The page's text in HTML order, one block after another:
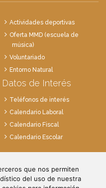
que nos permiten
del uso de nuestra
Actividades deportivas
Oferta MMD (escuela de
música)
Voluntariado
Entorno Natural
Datos de Interés
Teléfonos de interés
Calendario Laboral
Calendario Fiscal
Calendario Escolar
Madrid
52 59